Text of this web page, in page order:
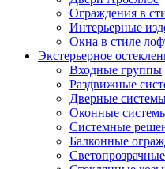
Ограждения в
Интерьерные
Окна в стиле
Экстерьерное
Входные группы
Раздвижные
Дверные
Оконные
Системные
Балконные